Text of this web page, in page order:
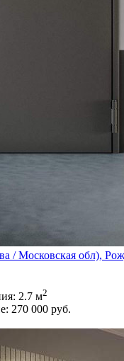
/ Московская обл),
2.7 м2
270 000 руб.